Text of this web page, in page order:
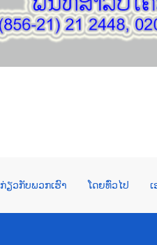
ກ່ຽວກັບພວກເຮົາ ໂດຍທົ່ວໄປ